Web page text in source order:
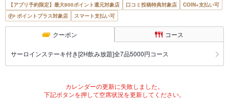
【アプリ予約限定】最大800ポイント還元対象店 口コミ投稿特典対象店
COIN+支払い可
ポイントプラス対象店
スマート支払い可
クーポン コース
サーロインステーキ付き[2H飲み放題]全7品5000円コース
カレンダーの更新に失敗しました。
下記ボタンを押して空席状況を更新してください。